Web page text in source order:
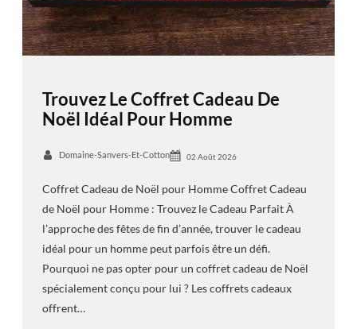
Trouvez Le Coffret Cadeau De
Noël Idéal Pour Homme
Domaine-Sanvers-Et-Cotton 02 Août 2026
Coffret Cadeau de Noël pour Homme Coffret Cadeau
de Noël pour Homme : Trouvez le Cadeau Parfait À
l’approche des fêtes de fin d’année, trouver le cadeau
idéal pour un homme peut parfois être un défi.
Pourquoi ne pas opter pour un coffret cadeau de Noël
spécialement conçu pour lui ? Les coffrets cadeaux
offrent…